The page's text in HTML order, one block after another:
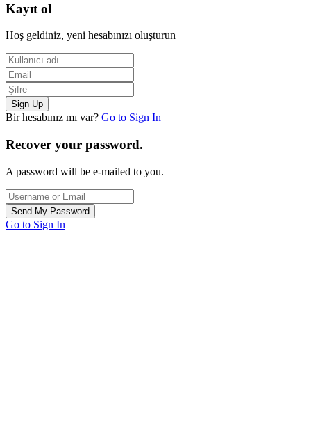
Kayıt ol
Hoş geldiniz, yeni hesabınızı oluşturun
Bir hesabınız mı var? Go to Sign In
Recover your password.
A password will be e-mailed to you.
Go to Sign In